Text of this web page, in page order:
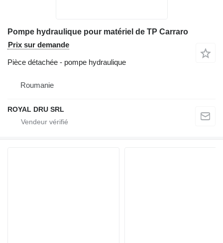
Pompe hydraulique pour matériel de TP Carraro
Prix sur demande
Pièce détachée - pompe hydraulique
Roumanie
ROYAL DRU SRL